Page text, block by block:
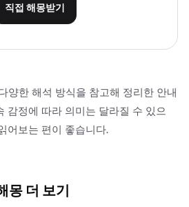
직접 해몽받기
양한 해석 방식을 참고해 정리한 안내
감정에 따라 의미는 달라질 수 있으
어보는 편이 좋습니다.
몽 더 보기